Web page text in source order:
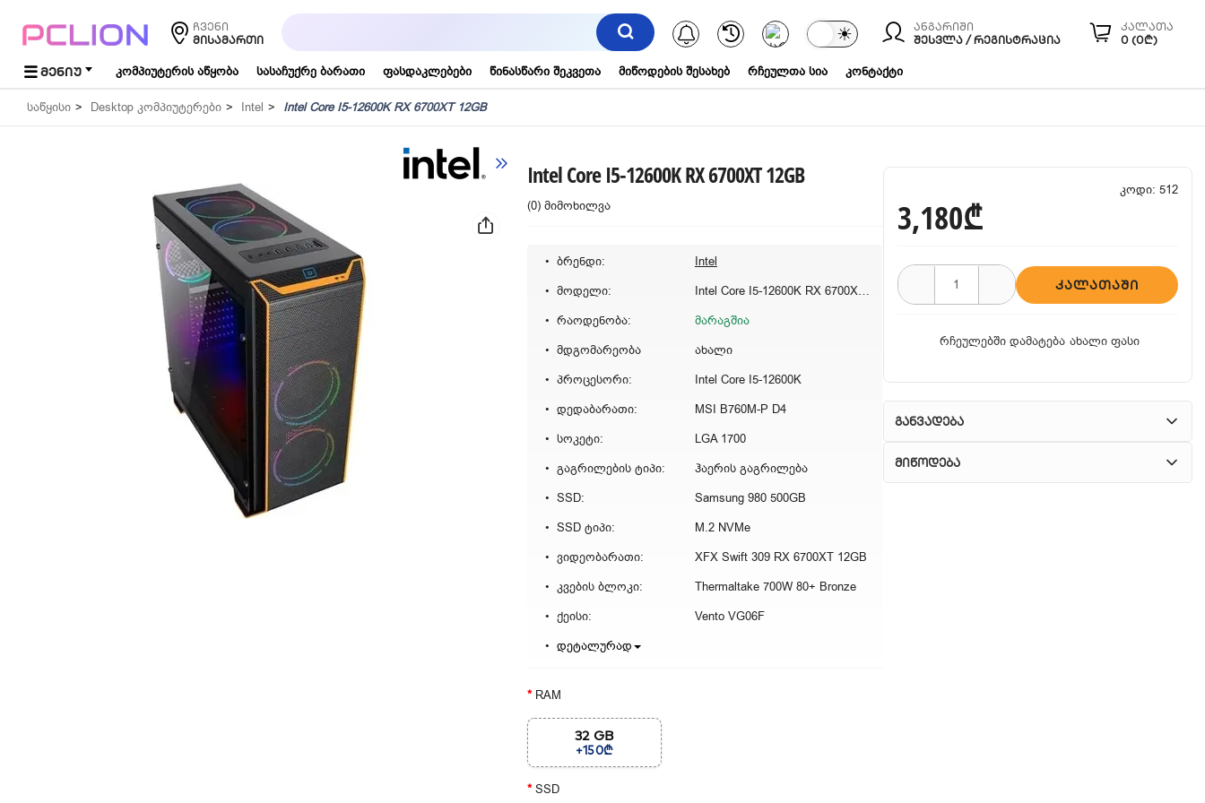
ჩვენი
ᲛᲘᲡᲐᲛᲐᲠᲗᲘ
კალათა
0 (0₾)
ანგარიში
ᲨᲔᲡᲕᲚᲐ / ᲠᲔᲒᲘᲡᲢᲠᲐᲪᲘᲐ
☀
შეტყობინებები
ᲛᲔᲜᲘᲣ კომპიუტერის აწყობა სასაჩუქრე ბარათი ფასდაკლებები წინასწარი შეკვეთა მიწოდების შესახებ რჩეულთა სია კონტაქტი
საწყისი Desktop კომპიუტერები Intel Intel Core I5-12600K RX 6700XT 12GB
Intel Core I5-12600K RX 6700XT 12GB
(0) მიმოხილვა
ბრენდი:
Intel
მოდელი:
Intel Core I5-12600K RX 6700XT 12GB
რაოდენობა:
მარაგშია
მდგომარეობა
ახალი
პროცესორი:
Intel Core I5-12600K
დედაბარათი:
MSI B760M-P D4
სოკეტი:
LGA 1700
გაგრილების ტიპი:
ჰაერის გაგრილება
SSD:
Samsung 980 500GB
SSD ტიპი:
M.2 NVMe
ვიდეობარათი:
XFX Swift 309 RX 6700XT 12GB
კვების ბლოკი:
Thermaltake 700W 80+ Bronze
ქეისი:
Vento VG06F
დეტალურად
RAM
32 GB
+150₾
SSD
კოდი: 512
3,180₾
ᲙᲐᲚᲐᲗᲐᲨᲘ
რჩეულებში დამატება ახალი ფასი
განვადება
მიწოდება